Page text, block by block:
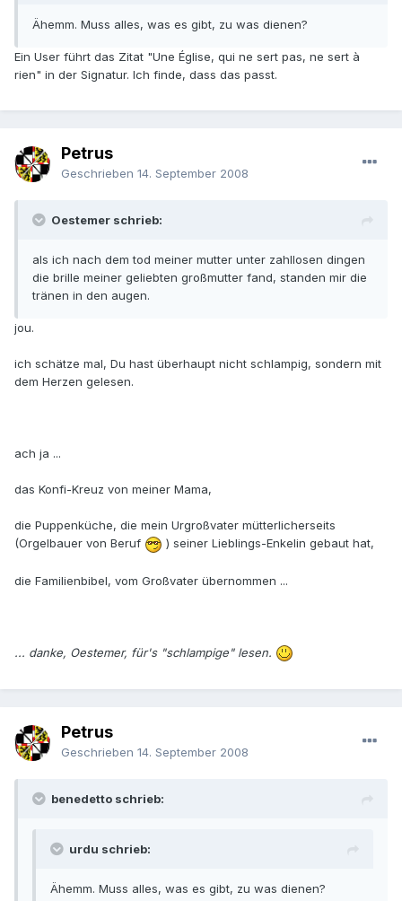
Ähemm. Muss alles, was es gibt, zu was dienen?
Ein User führt das Zitat "Une Église, qui ne sert pas, ne sert à
rien" in der Signatur. Ich finde, dass das passt.
Petrus
Geschrieben 14. September 2008
Oestemer schrieb:
als ich nach dem tod meiner mutter unter zahllosen dingen
die brille meiner geliebten großmutter fand, standen mir die
tränen in den augen.
jou.
ich schätze mal, Du hast überhaupt nicht schlampig, sondern mit
dem Herzen gelesen.
ach ja ...
das Konfi-Kreuz von meiner Mama,
die Puppenküche, die mein Urgroßvater mütterlicherseits
(Orgelbauer von Beruf
) seiner Lieblings-Enkelin gebaut hat,
die Familienbibel, vom Großvater übernommen ...
... danke, Oestemer, für's "schlampige" lesen.
Petrus
Geschrieben 14. September 2008
benedetto schrieb:
urdu schrieb:
Ähemm. Muss alles, was es gibt, zu was dienen?